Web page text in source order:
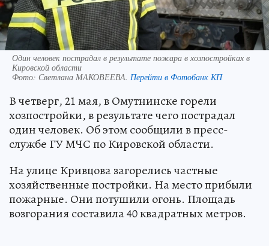
Один человек пострадал в результате пожара в хозпостройках в
Кировской области
Фото: Светлана МАКОВЕЕВА. Перейти в Фотобанк КП
В четверг, 21 мая, в Омутнинске горели
хозпостройки, в результате чего пострадал
один человек. Об этом сообщили в пресс-
службе ГУ МЧС по Кировской области.
На улице Кривцова загорелись частные
хозяйственные постройки. На место прибыли
пожарные. Они потушили огонь. Площадь
возгорания составила 40 квадратных метров.